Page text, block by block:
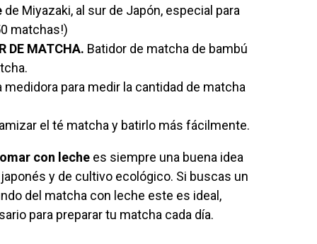
de Miyazaki, al sur de Japón, especial para
matchas!)
DE MATCHA. Batidor de matcha de bambú
medidora para medir la cantidad de matcha
el té matcha y batirlo más fácilmente.
con leche es siempre una buena idea
y de cultivo ecológico. Si buscas un
del matcha con leche este es ideal,
para preparar tu matcha cada día.